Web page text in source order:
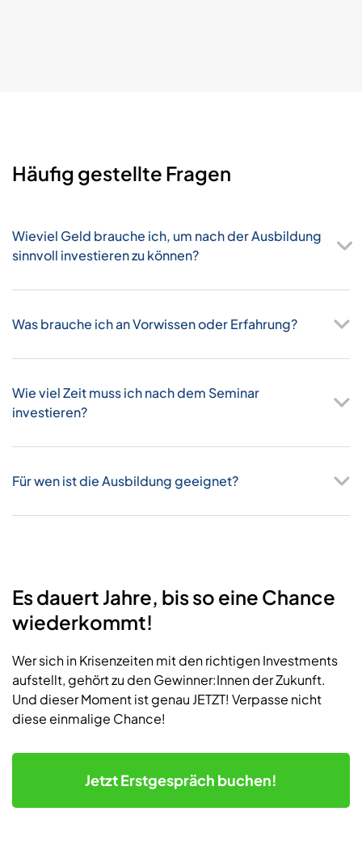
Häufig gestellte Fragen
Wieviel Geld brauche ich, um nach der Ausbildung
sinnvoll investieren zu können?
Was brauche ich an Vorwissen oder Erfahrung?
Wie viel Zeit muss ich nach dem Seminar
investieren?
Für wen ist die Ausbildung geeignet?
Es dauert Jahre, bis so eine Chance
wiederkommt!
Wer sich in Krisenzeiten mit den richtigen Investments
aufstellt, gehört zu den Gewinner:Innen der Zukunft.
Und dieser Moment ist genau JETZT! Verpasse nicht
diese einmalige Chance!
JetztErstgespräch buchen!